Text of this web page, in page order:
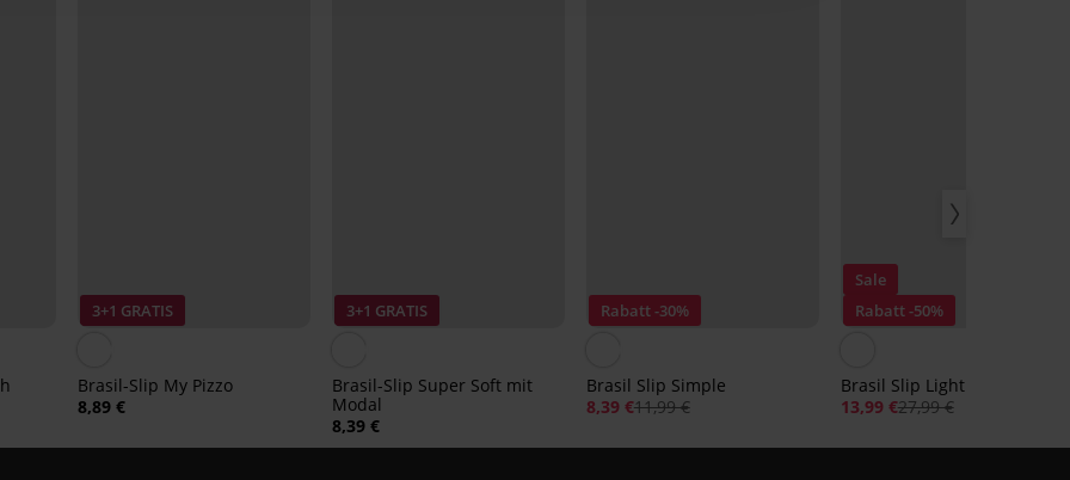
3+1 GRATIS
Brasil-Slip My Pizzo
8,89 €
3+1 GRATIS
Brasil-Slip Super Soft mit
Modal
8,39 €
Rabatt -30%
Brasil Slip Simple
8,39 €11,99 €
Sale
Rabatt -50%
Brasil Slip Lighthearted
13,99 €27,99 €